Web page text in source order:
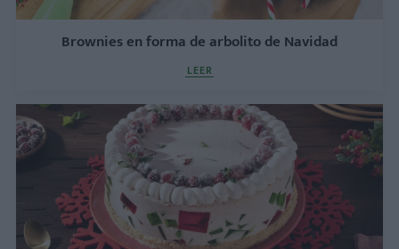
Brownies en forma de arbolito de Navidad
LEER